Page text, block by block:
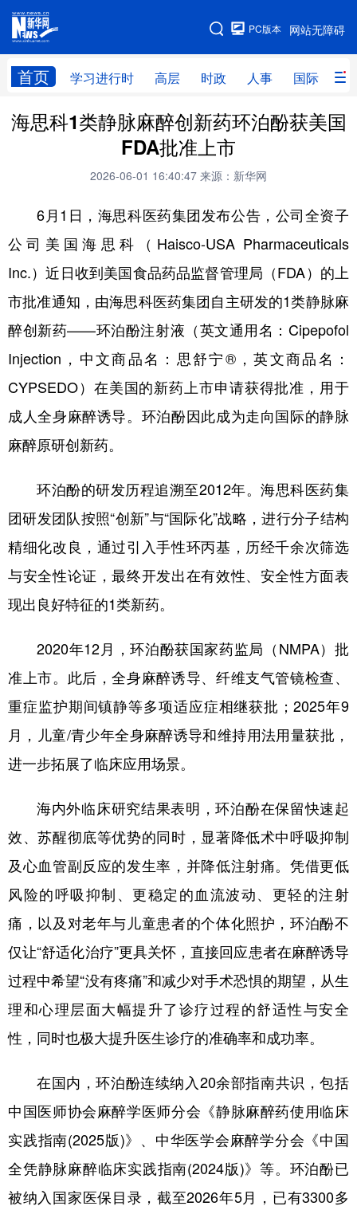
网站无障碍
PC版本
首页 学习进行时 高层 时政 人事 国际 财
网站地图
学习进行时 高层 时政 人事
财经 网评
全球连线
科技 科创 量子 体育
文化 书画 健康 军事
法律 中央文件 金融
食品 人居 信息化 数字经济
学术中国 乡村振兴 银龄 溯源中国
城市 旅游 能源 会展
彩票
公益 一带一路 亚太网 上市公司
文化产业
地方频道
辽宁 吉林 上海 江苏
浙江 安徽 福建 江西
山东 河南 湖北
陕西 甘肃 青海 宁夏
多语种频道
English Español Français عربى
Русский язык 日本語 한국어
Deutsch Português
海思科1类静脉麻醉创新药环泊酚获美国
FDA批准上市
2026-06-01 16:40:47 来源：新华网
6月1日，海思科医药集团发布公告，公司全资子
公司美国海思科（Haisco-USA Pharmaceuticals
Inc.）近日收到美国食品药品监督管理局（FDA）的上
市批准通知，由海思科医药集团自主研发的1类静脉麻
醉创新药——环泊酚注射液（英文通用名：Cipepofol
Injection，中文商品名：思舒宁®，英文商品名：
CYPSEDO）在美国的新药上市申请获得批准，用于
成人全身麻醉诱导。环泊酚因此成为走向国际的静脉
麻醉原研创新药。
环泊酚的研发历程追溯至2012年。海思科医药集
团研发团队按照“创新”与“国际化”战略，进行分子结构
精细化改良，通过引入手性环丙基，历经千余次筛选
与安全性论证，最终开发出在有效性、安全性方面表
现出良好特征的1类新药。
2020年12月，环泊酚获国家药监局（NMPA）批
准上市。此后，全身麻醉诱导、纤维支气管镜检查、
重症监护期间镇静等多项适应症相继获批；2025年9
月，儿童/青少年全身麻醉诱导和维持用法用量获批，
进一步拓展了临床应用场景。
海内外临床研究结果表明，环泊酚在保留快速起
效、苏醒彻底等优势的同时，显著降低术中呼吸抑制
及心血管副反应的发生率，并降低注射痛。凭借更低
风险的呼吸抑制、更稳定的血流波动、更轻的注射
痛，以及对老年与儿童患者的个体化照护，环泊酚不
仅让“舒适化治疗”更具关怀，直接回应患者在麻醉诱导
过程中希望“没有疼痛”和减少对手术恐惧的期望，从生
理和心理层面大幅提升了诊疗过程的舒适性与安全
性，同时也极大提升医生诊疗的准确率和成功率。
在国内，环泊酚连续纳入20余部指南共识，包括
中国医师协会麻醉学医师分会《静脉麻醉药使用临床
实践指南(2025版)》、中华医学会麻醉学分会《中国
全凭静脉麻醉临床实践指南(2024版)》等。环泊酚已
被纳入国家医保目录，截至2026年5月，已有3300多